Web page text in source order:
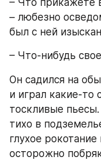
– Что прикажете
– любезно
был с ней
– Что-нибудь
Он садился на
и играл какие-то
тоскливые
тихо в
глухое
осторожно